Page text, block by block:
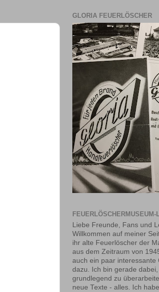
GLORIA FEUERLÖSCHER
FEUERLÖSCHERMUSEUM-
Liebe Freunde, Fans und
Willkommen auf meiner
ihr alte Feuerlöscher der
aus dem Zeitraum von
auch ein paar interessante
dazu. Ich bin gerade
grundlegend zu
neue Texte - alles. Ich